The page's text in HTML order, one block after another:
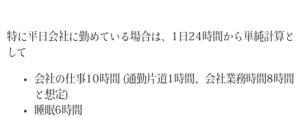
特に平日会社に勤めている場合は、1日24時間から単純計算と
して
会社の仕事10時間 (通勤片道1時間、会社業務時間8時間
と想定)
睡眠6時間